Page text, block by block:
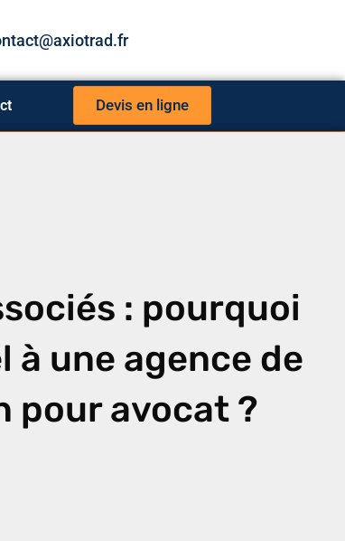
Devis en ligne
: pourquoi
à une agence de
pour avocat ?